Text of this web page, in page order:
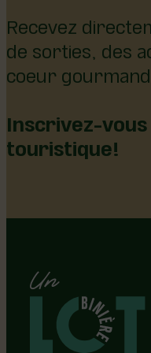
Recevez
de sorties, des
coeur
Inscrivez-
touristique!